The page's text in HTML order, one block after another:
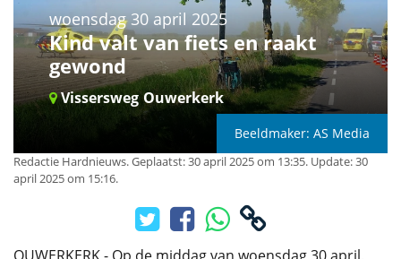
woensdag 30 april 2025
Kind valt van fiets en raakt
gewond
Vissersweg Ouwerkerk
Beeldmaker: AS Media
Redactie Hardnieuws.Geplaatst: 30 april 2025 om 13:35. Update: 30
april 2025 om 15:16.